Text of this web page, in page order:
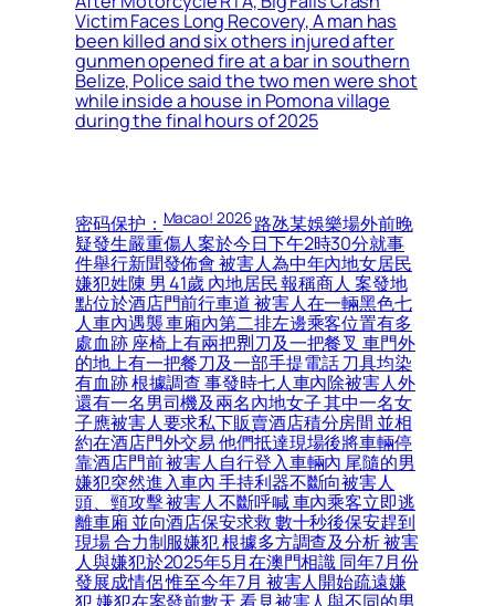
Victim Faces Long Recovery, A man has
been killed and six others injured after
gunmen opened fire at a bar in southern
Belize, Police said the two men were shot
while inside a house in Pomona village
during the final hours of 2025
密码保护：Macao! 2026路氹某娛樂場外前晚
疑發生嚴重傷人案於今日下午2時30分就事
件舉行新聞發佈會 被害人為中年內地女居民
嫌犯姓陳 男 41歲 內地居民 報稱商人 案發地
點位於酒店門前行車道 被害人在一輛黑色七
人車內遇襲 車廂內第二排左邊乘客位置有多
處血跡 座椅上有兩把𠝹刀及一把餐叉 車門外
的地上有一把餐刀及一部手提電話 刀具均染
有血跡 根據調查 事發時七人車內除被害人外
還有一名男司機及兩名內地女子 其中一名女
子應被害人要求私下販賣酒店積分房間 並相
約在酒店門外交易 他們抵達現場後將車輛停
靠酒店門前 被害人自行登入車輛內 尾隨的男
嫌犯突然進入車內 手持利器不斷向被害人
頭、頸攻擊 被害人不斷呼喊 車內乘客立即逃
離車廂 並向酒店保安求救 數十秒後保安趕到
現場 合力制服嫌犯 根據多方調查及分析 被害
人與嫌犯於2025年5月在澳門相識 同年7月份
發展成情侶 惟至今年7月 被害人開始疏遠嫌